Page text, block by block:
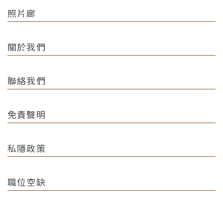
照片廊
關於我們
聯絡我們
免責聲明
私隱政策
職位空缺